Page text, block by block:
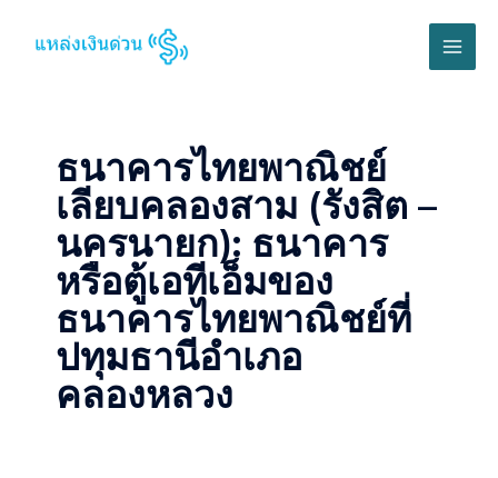
ธนาคารไทยพาณิชย์
เลียบคลองสาม (รังสิต –
นครนายก): ธนาคาร
หรือตู้เอทีเอ็มของ
ธนาคารไทยพาณิชย์ที่
ปทุมธานีอำเภอ
คลองหลวง